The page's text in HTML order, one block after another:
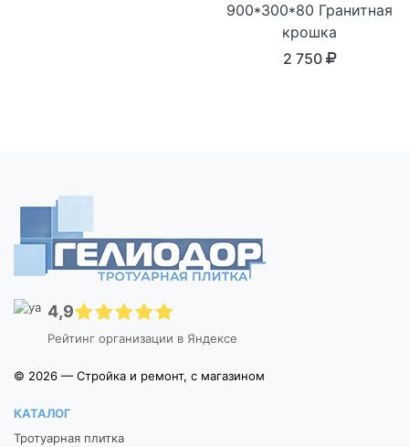
900*300*80 Гранитная
крошка
2 750
4,9
Рейтинг организации в Яндексе
© 2026 — Стройка и ремонт, с магазином
КАТАЛОГ
Тротуарная плитка